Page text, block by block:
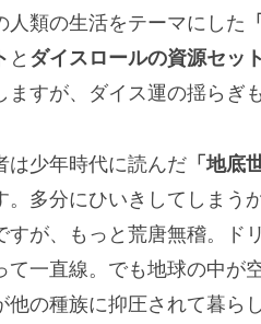
人類の生活をテーマにした
と ダイスロールの資源セッ
ますが、ダイス運の揺らぎ
は少年時代に読んだ 「地底
。多分にひいきしてしまう
すが、もっと荒唐無稽。ド
て一直線。でも地球の中
他の種族に抑圧されて暮ら